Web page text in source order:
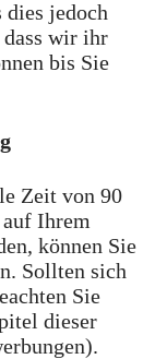
dies jedoch
dass wir ihr
bis Sie
Zeit von 90
Ihrem
können Sie
Sollten sich
Sie
dieser